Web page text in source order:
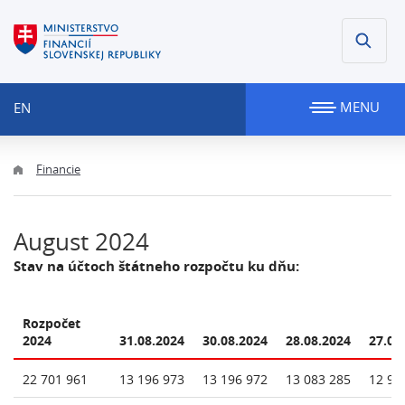
EN MENU
Financie
August 2024
Stav na účtoch štátneho rozpočtu ku dňu:
Rozpočet
2024
31.08.2024 30.08.2024 28.08.2024
22 701 961 13 196 973 13 196 972 13 083 285 12